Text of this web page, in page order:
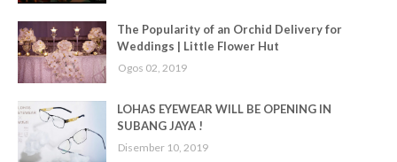
The Popularity of an Orchid Delivery for
Weddings | Little Flower Hut
Ogos 02, 2019
LOHAS EYEWEAR WILL BE OPENING IN
SUBANG JAYA !
Disember 10, 2019